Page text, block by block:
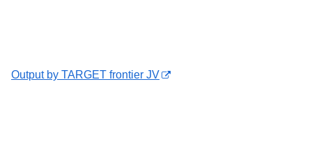
Output by TARGET frontier JV